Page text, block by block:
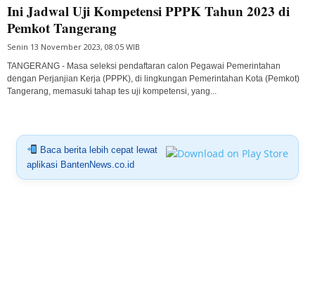
Ini Jadwal Uji Kompetensi PPPK Tahun 2023 di
Pemkot Tangerang
Senin 13 November 2023, 08:05 WIB
TANGERANG - Masa seleksi pendaftaran calon Pegawai Pemerintahan
dengan Perjanjian Kerja (PPPK), di lingkungan Pemerintahan Kota (Pemkot)
Tangerang, memasuki tahap tes uji kompetensi, yang...
Baca berita lebih cepat lewat
aplikasi BantenNews.co.id